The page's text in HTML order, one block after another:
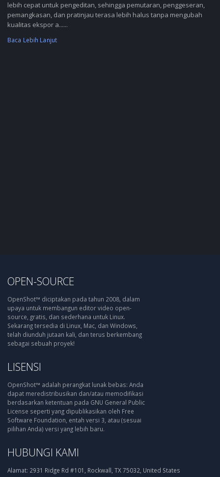
lebih cepat untuk pengeditan, sehingga pemutaran, penggeseran,
pemangkasan, dan pratinjau terasa lebih halus tanpa mengubah
kualitas ekspor a......
Baca Lebih Lanjut
OPEN-SOURCE
OpenShot™ diciptakan pada tahun 2008, dalam
upaya untuk membangun editor video open-
source, gratis, dan sederhana untuk Linux.
Sekarang tersedia di Linux, Mac, dan Windows,
telah diunduh jutaan kali, dan terus berkembang
sebagai sebuah proyek!
LISENSI
OpenShot™ adalah perangkat lunak bebas: Anda
dapat meredistribusikan dan/atau memodifikasi
berdasarkan ketentuan pada GNU General Public
License seperti yang dipublikasikan oleh Free
Software Foundation, entah versi 3, atau (sesuai
pilihan Anda) versi yang lebih baru.
HUBUNGI KAMI
Alamat: 2931 Ridge Rd #101, Rockwall, TX 75032, United States